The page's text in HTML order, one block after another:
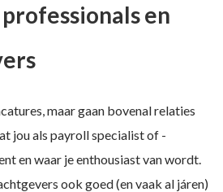
en
maar gaan bovenal relaties
jou als payroll specialist of -
en waar je enthousiast van wordt.
ook goed (en vaak al járen)